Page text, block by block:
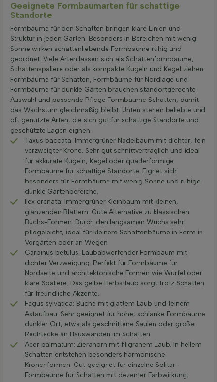
Geeignete Formbaumarten für schattige
Standorte
Formbäume für den Schatten bringen klare Linien und
Struktur in jeden Garten. Besonders in Bereichen mit wenig
Sonne wirken schattenliebende Formbäume ruhig und
geordnet. Viele Arten lassen sich als Schattenformbäume,
Schattenspaliere oder als kompakte Kugeln und Kegel ziehen.
Formbäume für Schatten, Formbäume für Nordlage und
Formbäume für dunkle Gärten brauchen standortgerechte
Auswahl und passende Pflege Formbäume Schatten, damit
das Wachstum gleichmäßig bleibt. Unten stehen beliebte und
oft genutzte Arten, die sich gut für schattige Standorte und
geschützte Lagen eignen.
Taxus baccata: Immergrüner Nadelbaum mit dichter, fein
verzweigter Krone. Sehr gut schnittverträglich und ideal
für akkurate Kugeln, Kegel oder quaderförmige
Formbäume für schattige Standorte. Eignet sich
besonders für Formbäume mit wenig Sonne und ruhige,
dunkle Gartenbereiche.
Ilex crenata: Immergrüner Kleinbaum mit kleinen,
glänzenden Blättern. Gute Alternative zu klassischen
Buchs-Formen. Durch den langsamen Wuchs sehr
pflegeleicht, ideal für kleinere Schattenbäume in Form in
Vorgärten oder an Wegen.
Carpinus betulus: Laubabwerfender Formbaum mit
dichter Verzweigung. Perfekt für Formbäume für
Nordseite und architektonische Formen wie Würfel oder
klare Spaliere. Das gelbe Herbstlaub sorgt trotz Schatten
für freundliche Akzente.
Fagus sylvatica: Buche mit glattem Laub und feinem
Astaufbau. Sehr geeignet für hohe, schlanke Formbäume
dunkler Ort, etwa als geschnittene Säulen oder große
Rechtecke an Hauswänden im Schatten.
Acer palmatum: Zierahorn mit filigranem Laub. In hellem
Schatten entstehen besonders harmonische
Kronenformen. Gut geeignet für einzelne Solitär-
Formbäume für Schatten mit dezenter Farbwirkung.